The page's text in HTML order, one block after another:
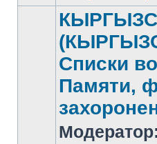
Списки
Памяти,
Модератор: